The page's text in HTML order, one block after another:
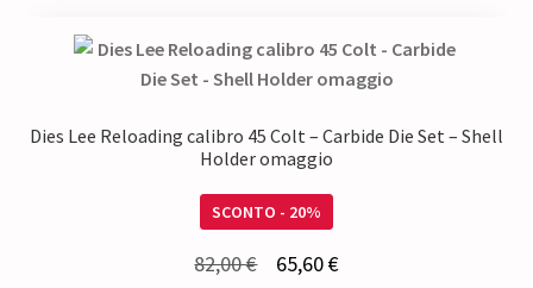
Dies Lee Reloading calibro 45 Colt – Carbide Die Set – Shell
Holder omaggio
SCONTO - 20%
82,00€ 65,60€Il